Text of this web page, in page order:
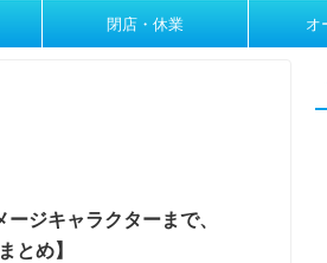
閉店・休業 オ
ジキャラクターまで、
とめ】